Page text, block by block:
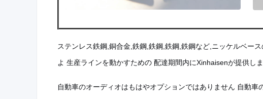
ステンレス鉄鋼,銅合金,鉄鋼,鉄鋼,鉄鋼,鉄鋼など,ニッケルベー
よ 生産ラインを動かすための 配達期間内にXinhaisenが提供し
自動車のオーディオはもはやオプションではありません 自動